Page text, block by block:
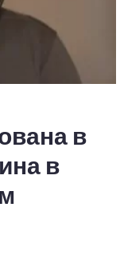
в
в